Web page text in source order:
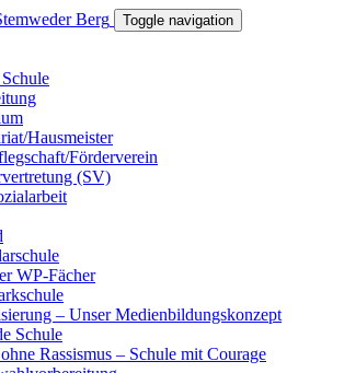
Toggle navigation
Hausmeister
Förderverein
(SV)
WP-Fächer
– Unser Medienbildungskonzept
Schule
Rassismus – Schule mit Courage